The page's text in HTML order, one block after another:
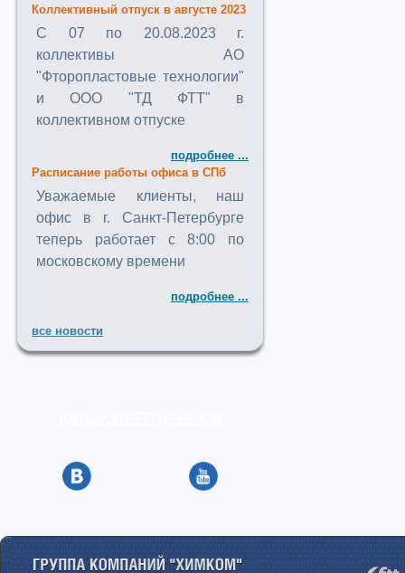
Коллективный отпуск в августе 2023
C 07 по 20.08.2023 г.
коллективы АО
"Фторопластовые технологии"
и ООО "ТД ФТТ" в
коллективном отпуске
подробнее ...
Расписание работы офиса в СПб
Уважаемые клиенты, наш
офис в г. Санкт-Петербурге
теперь работает с 8:00 по
московскому времени
подробнее ...
все новости